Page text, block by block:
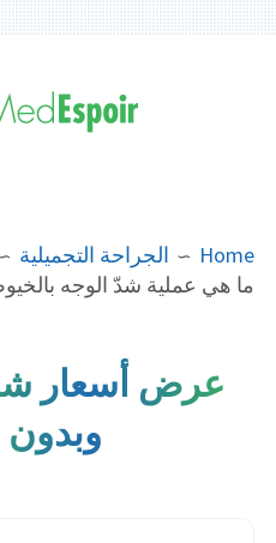
Home
الجراحة التجميلية
ما هي عملية شدّ الوجه
عرض أسعار
وبدون